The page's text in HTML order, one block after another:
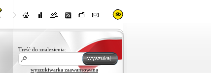
Treść do znalezienia:
wyszukiwarka zaawansowana